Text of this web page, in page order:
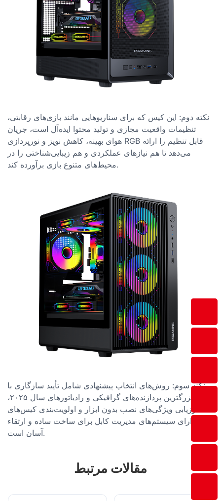
نکته دوم: این کیس که برای سناریوهایی مانند بازی‌های رقابتی،
تنظیمات واقعیت مجازی و تولید محتوا ایده‌آل است، جریان
هوای بهینه، کاهش نویز و نورپردازی RGB قابل تنظیم را ارائه
می‌دهد تا هم نیازهای عملکردی و هم زیبایی‌شناختی را در
محیط‌های متنوع بازی برآورده کند.
نکته سوم: روش‌های انتخاب پیشنهادی شامل تأیید سازگاری با
بزرگترین پردازنده‌های گرافیکی و رادیاتورهای سال ۲۰۲۵،
ارزیابی ویژگی‌های نصب بدون ابزار و اولویت‌بندی کیس‌های
دارای سیستم‌های مدیریت کابل برای ساخت ساده و ارتقاء
آسان است.
مقالات مرتبط